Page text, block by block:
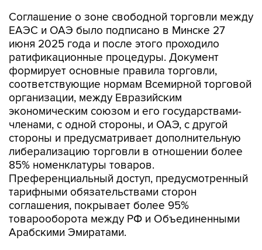
Соглашение о зоне свободной торговли между
ЕАЭС и ОАЭ было подписано в Минске 27
июня 2025 года и после этого проходило
ратификационные процедуры. Документ
формирует основные правила торговли,
соответствующие нормам Всемирной торговой
организации, между Евразийским
экономическим союзом и его государствами-
членами, с одной стороны, и ОАЭ, с другой
стороны и предусматривает дополнительную
либерализацию торговли в отношении более
85% номенклатуры товаров.
Преференциальный доступ, предусмотренный
тарифными обязательствами сторон
соглашения, покрывает более 95%
товарооборота между РФ и Объединенными
Арабскими Эмиратами.